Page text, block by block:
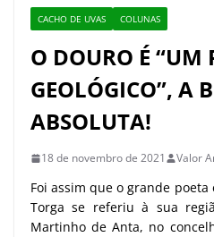
CACHO DE UVAS COLUNAS
O DOURO É “UM
GEOLÓGICO”, A
ABSOLUTA!
18 de novembro de 2021 Valor
Foi assim que o grande
Torga se referiu à sua
Martinho de Anta, no